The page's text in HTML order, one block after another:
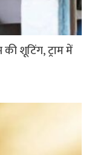
शूटिंग, ट्राम में